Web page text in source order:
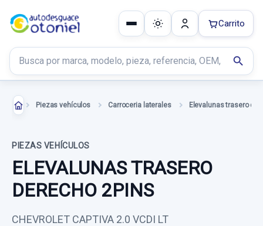
Buscar productos
search
Carrito
Piezas vehículos Carroceria laterales Elevalunas trasero
PIEZAS VEHÍCULOS
ELEVALUNAS TRASERO
DERECHO 2PINS
CHEVROLET CAPTIVA 2.0 VCDI LT